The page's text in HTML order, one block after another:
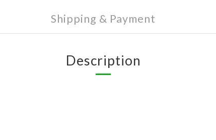
Shipping & Payment
Description